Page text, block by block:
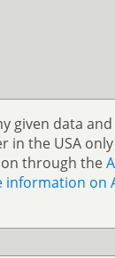
given data
in the USA
through the
information on